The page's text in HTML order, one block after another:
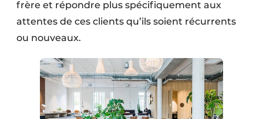
frère et répondre plus spéci­fique­ment aux
attentes de ces clients qu’ils soient récurrents
ou nouveaux.